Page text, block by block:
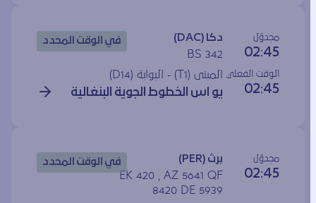
مجدوَل
02:45
دكا (DAC)
BS 342
في الوقت المحدد
الوقت الفعلي
02:45
المبنى (T1) - البوابة ( D14
)
يو اس الخطوط الجوية البنغالية
مجدوَل
02:45
برث (PER)
EK 420 , AZ 5641 QF
8420 DE 5939
في الوقت المحدد